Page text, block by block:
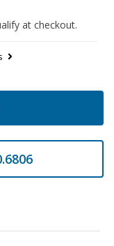
at checkout.